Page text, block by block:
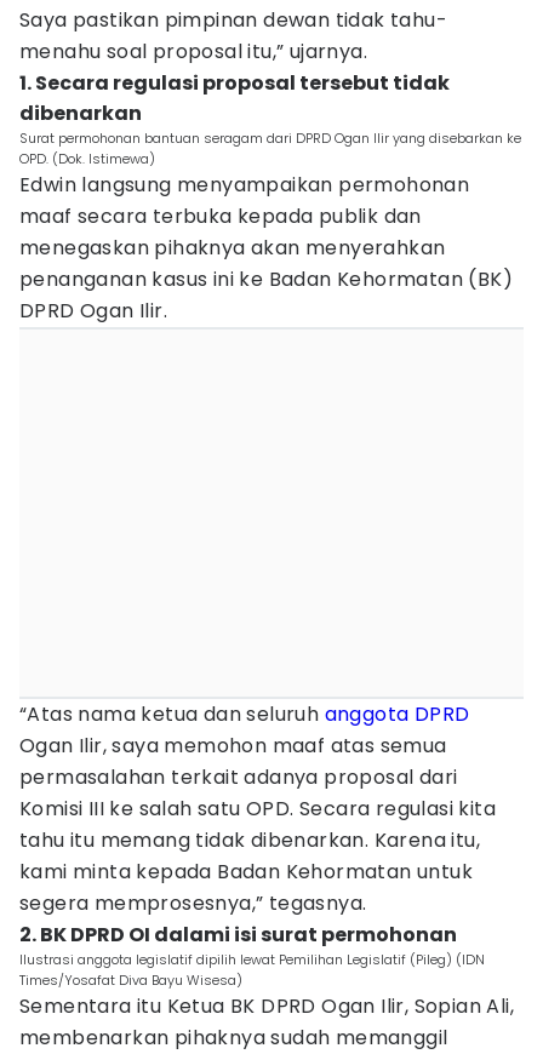
Saya pastikan pimpinan dewan tidak tahu-
menahu soal proposal itu,” ujarnya.
1. Secara regulasi proposal tersebut tidak
dibenarkan
Surat permohonan bantuan seragam dari DPRD Ogan Ilir yang disebarkan ke
OPD. (Dok. Istimewa)
Edwin langsung menyampaikan permohonan
maaf secara terbuka kepada publik dan
menegaskan pihaknya akan menyerahkan
penanganan kasus ini ke Badan Kehormatan (BK)
DPRD Ogan Ilir.
“Atas nama ketua dan seluruh anggota DPRD
Ogan Ilir, saya memohon maaf atas semua
permasalahan terkait adanya proposal dari
Komisi III ke salah satu OPD. Secara regulasi kita
tahu itu memang tidak dibenarkan. Karena itu,
kami minta kepada Badan Kehormatan untuk
segera memprosesnya,” tegasnya.
2. BK DPRD OI dalami isi surat permohonan
Ilustrasi anggota legislatif dipilih lewat Pemilihan Legislatif (Pileg) (IDN
Times/Yosafat Diva Bayu Wisesa)
Sementara itu Ketua BK DPRD Ogan Ilir, Sopian Ali,
membenarkan pihaknya sudah memanggil